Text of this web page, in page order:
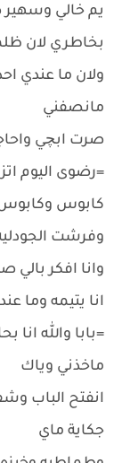
يم خالي
بخاطري لان
ولان ما عندي
مانصفني
صرت ابچي
=رضوى اليوم
كابوس
وفرشت
وانا افكر بالي
انا يتيمه وما
=بابا والله انا
ماخذني وياك
انفتح الباب
جكاية ماي